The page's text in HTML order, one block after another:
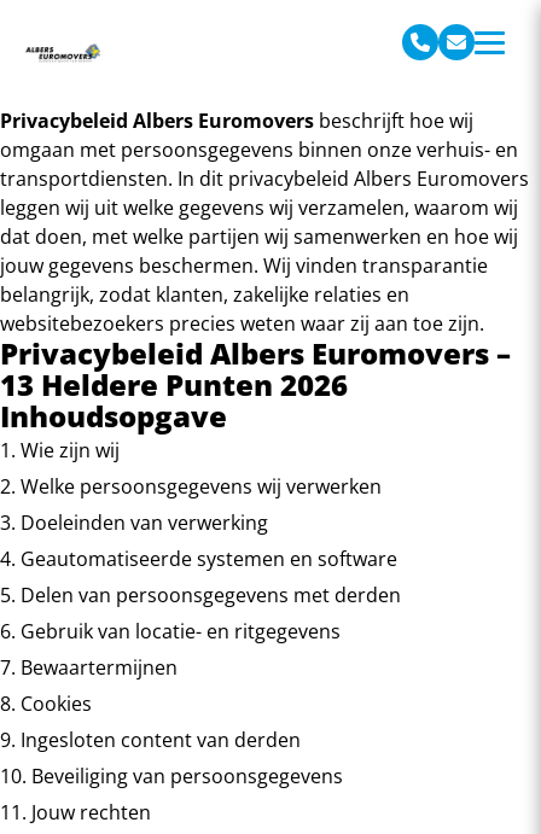
Privacybeleid Albers Euromovers beschrijft hoe wij
omgaan met persoonsgegevens binnen onze verhuis- en
transportdiensten. In dit privacybeleid Albers Euromovers
leggen wij uit welke gegevens wij verzamelen, waarom wij
dat doen, met welke partijen wij samenwerken en hoe wij
jouw gegevens beschermen. Wij vinden transparantie
belangrijk, zodat klanten, zakelijke relaties en
websitebezoekers precies weten waar zij aan toe zijn.
Privacybeleid Albers Euromovers –
13 Heldere Punten 2026
Inhoudsopgave
1. Wie zijn wij
2. Welke persoonsgegevens wij verwerken
3. Doeleinden van verwerking
4. Geautomatiseerde systemen en software
5. Delen van persoonsgegevens met derden
6. Gebruik van locatie- en ritgegevens
7. Bewaartermijnen
8. Cookies
9. Ingesloten content van derden
10. Beveiliging van persoonsgegevens
11. Jouw rechten